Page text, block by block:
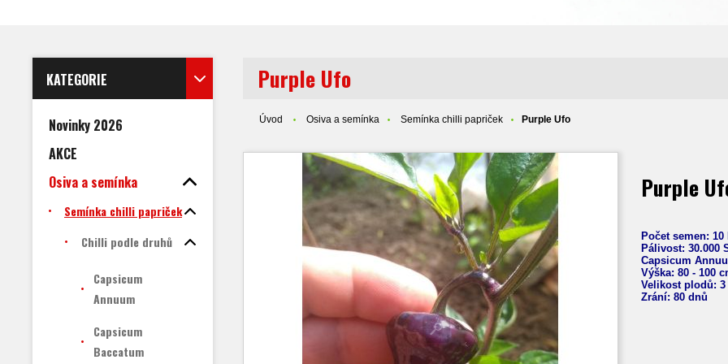
KATEGORIE
Novinky 2026
AKCE
Osiva a semínka
Semínka chilli papriček
Chilli podle druhů
Capsicum
Annuum
Capsicum
Baccatum
Purple Ufo
Úvod Osiva a semínka Semínka chilli papriček Purple Ufo
Purple
Počet semen: 10
Pálivost: 30.000
Capsicum
Výška: 80 - 100
Velikost plodů: 3
Zrání: 80 dnů